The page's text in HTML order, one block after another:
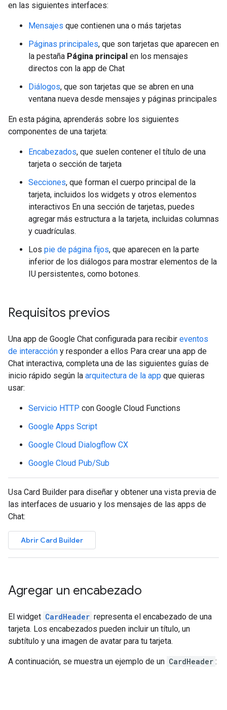
en las siguientes interfaces:
Mensajes que contienen una o más tarjetas
Páginas principales, que son tarjetas que aparecen en
la pestaña Página principal en los mensajes
directos con la app de Chat
Diálogos, que son tarjetas que se abren en una
ventana nueva desde mensajes y páginas principales
En esta página, aprenderás sobre los siguientes
componentes de una tarjeta:
Encabezados, que suelen contener el título de una
tarjeta o sección de tarjeta
Secciones, que forman el cuerpo principal de la
tarjeta, incluidos los widgets y otros elementos
interactivos En una sección de tarjetas, puedes
agregar más estructura a la tarjeta, incluidas columnas
y cuadrículas.
Los pie de página fijos, que aparecen en la parte
inferior de los diálogos para mostrar elementos de la
IU persistentes, como botones.
Requisitos previos
Una app de Google Chat configurada para recibir eventos
de interacción y responder a ellos Para crear una app de
Chat interactiva, completa una de las siguientes guías de
inicio rápido según la arquitectura de la app que quieras
usar:
Servicio HTTP con Google Cloud Functions
Google Apps Script
Google Cloud Dialogflow CX
Google Cloud Pub/Sub
Usa Card Builder para diseñar y obtener una vista previa de
las interfaces de usuario y los mensajes de las apps de
Chat:
Abrir Card Builder
Agregar un encabezado
El widget CardHeader representa el encabezado de una
tarjeta. Los encabezados pueden incluir un título, un
subtítulo y una imagen de avatar para tu tarjeta.
A continuación, se muestra un ejemplo de un CardHeader :